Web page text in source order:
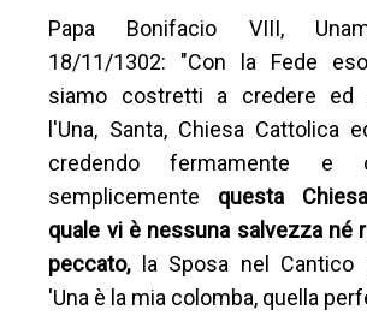
Papa Bonifacio VIII,
18/11/1302: "Con la Fede
siamo costretti a credere ed
l'Una, Santa, Chiesa Cattolica
credendo fermamente e
semplicemente questa
quale vi è nessuna salvezza né
peccato, la Sposa nel Cantico
'Una è la mia colomba, quella